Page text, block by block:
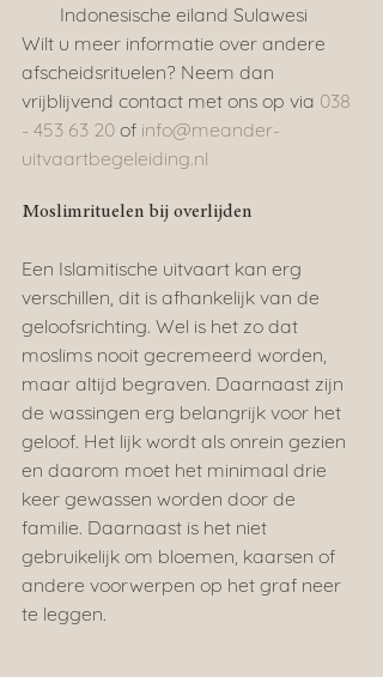
Indonesische eiland Sulawesi
Wilt u meer informatie over andere
afscheidsrituelen? Neem dan
vrijblijvend contact met ons op via 038
- 453 63 20 of info@meander-
uitvaartbegeleiding.nl
Moslimrituelen bij overlijden
Een Islamitische uitvaart kan erg
verschillen, dit is afhankelijk van de
geloofsrichting. Wel is het zo dat
moslims nooit gecremeerd worden,
maar altijd begraven. Daarnaast zijn
de wassingen erg belangrijk voor het
geloof. Het lijk wordt als onrein gezien
en daarom moet het minimaal drie
keer gewassen worden door de
familie. Daarnaast is het niet
gebruikelijk om bloemen, kaarsen of
andere voorwerpen op het graf neer
te leggen.